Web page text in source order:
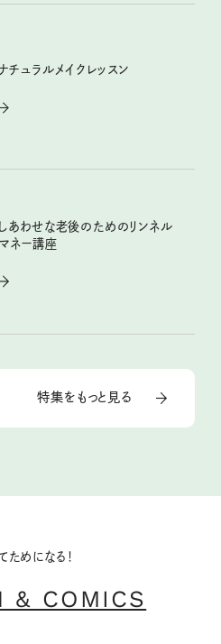
チュラルメイクレッスン
しあわせな老後のためのリンネル
マネー講座
特集をもっと見る
ためになる！
& COMICS